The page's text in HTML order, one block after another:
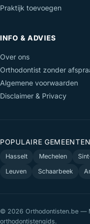
Praktijk toevoegen
INFO & ADVIES
Over ons
Orthodontist zonder
Algemene voorwaarden
Disclaimer & Privacy
POPULAIRE
Hasselt
Mechelen
Leuven
Schaarbeek
© 2026 Orthodontisten.be —
orthodontistengids.